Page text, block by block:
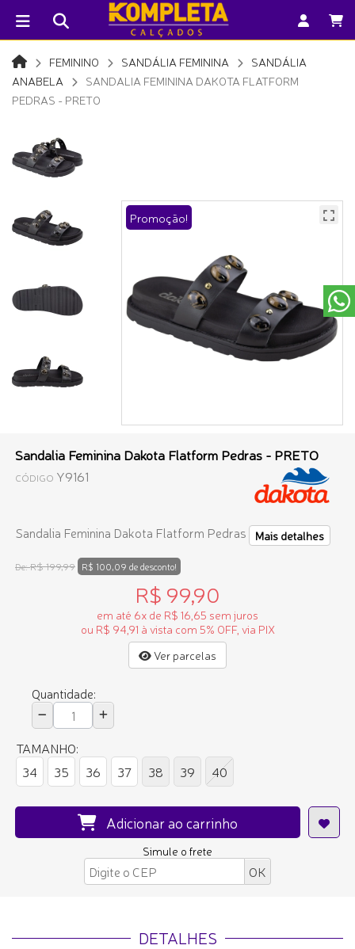
FEMININO SANDÁLIA FEMININA
SANDÁLIA
ANABELA
SANDALIA FEMININA DAKOTA FLATFORM
PEDRAS - PRETO
Promoção!
Sandalia Feminina Dakota Flatform Pedras - PRETO
CÓDIGO Y9161
Sandalia Feminina Dakota Flatform Pedras Mais detalhes
De:R$ 199,99 R$ 100,09 de desconto!
R$ 99,90
em até 6x de R$ 16,65 sem juros
ou R$ 94,91 à vista com 5% OFF, via PIX
Ver parcelas
Quantidade:
TAMANHO:
34
35 36 37 38 39 40
Adicionar ao carrinho
Simule o frete
DETALHES